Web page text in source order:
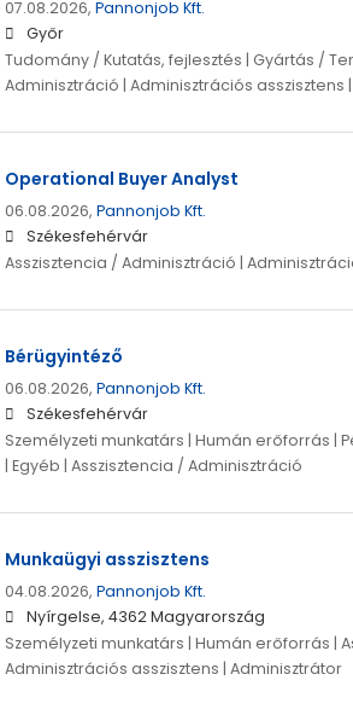
07.08.2026, Pannonjob Kft.
Győr
Tudomány / Kutatás, fejlesztés | Gyártás /
Adminisztráció | Adminisztrációs asszisztens
Operational Buyer Analyst
06.08.2026, Pannonjob Kft.
Székesfehérvár
Asszisztencia / Adminisztráció |
Bérügyintéző
06.08.2026, Pannonjob Kft.
Székesfehérvár
Személyzeti munkatárs | Humán erőforrás |
| Egyéb | Asszisztencia / Adminisztráció
Munkaügyi asszisztens
04.08.2026, Pannonjob Kft.
Nyírgelse, 4362 Magyarország
Személyzeti munkatárs | Humán erőforrás |
Adminisztrációs asszisztens | Adminisztrátor